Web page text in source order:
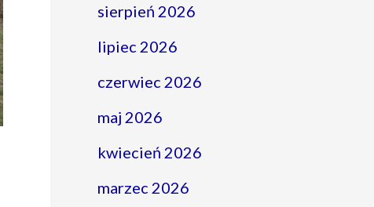
sierpień 2026
lipiec 2026
czerwiec 2026
maj 2026
kwiecień 2026
marzec 2026